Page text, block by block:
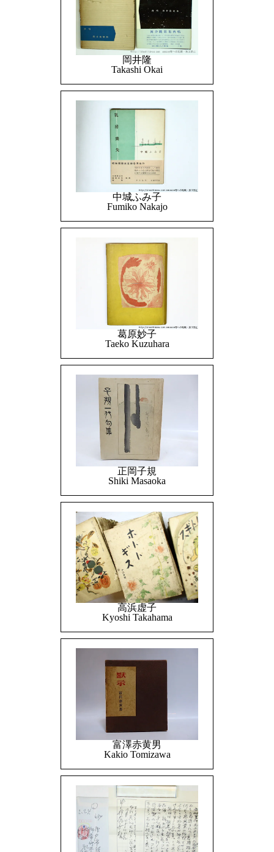
岡井隆
Takashi Okai
中城ふみ子
Fumiko Nakajo
葛原妙子
Taeko Kuzuhara
正岡子規
Shiki Masaoka
高浜虚子
Kyoshi Takahama
富澤赤黄男
Kakio Tomizawa